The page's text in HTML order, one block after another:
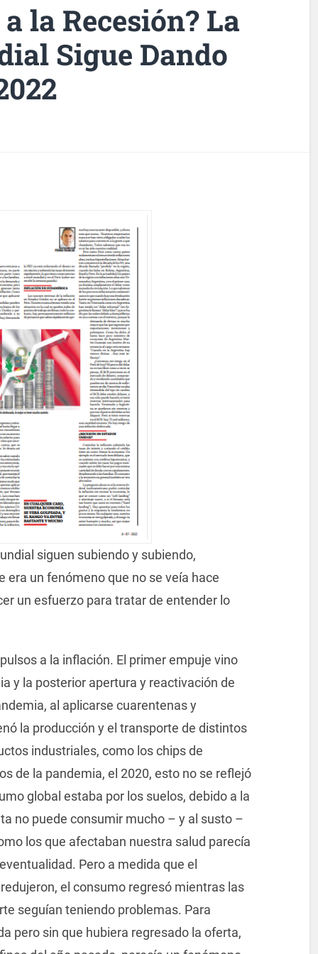
la Recesión? La
Sigue Dando
siguen subiendo y subiendo,
era un fenómeno que no se veía hace
un esfuerzo para tratar de entender lo
a la inflación. El primer empuje vino
y la posterior apertura y reactivación de
al aplicarse cuarentenas y
la producción y el transporte de distintos
industriales, como los chips de
de la pandemia, el 2020, esto no se reflejó
global estaba por los suelos, debido a la
no puede consumir mucho – y al susto –
los que afectaban nuestra salud parecía
Pero a medida que el
el consumo regresó mientras las
seguían teniendo problemas. Para
pero sin que hubiera regresado la oferta,